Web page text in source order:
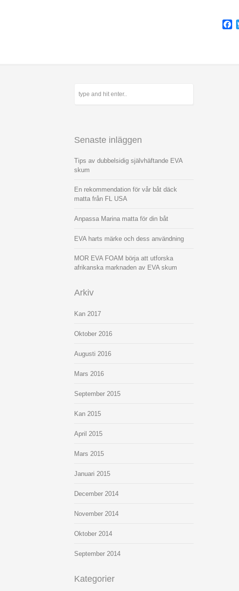
Senaste inläggen
Tips av dubbelsidig självhäftande EVA
skum
En rekommendation för vår båt däck
matta från FL USA
Anpassa Marina matta för din båt
EVA harts märke och dess användning
MOR EVA FOAM börja att utforska
afrikanska marknaden av EVA skum
Arkiv
Kan 2017
Oktober 2016
Augusti 2016
Mars 2016
September 2015
Kan 2015
April 2015
Mars 2015
Januari 2015
December 2014
November 2014
Oktober 2014
September 2014
Kategorier